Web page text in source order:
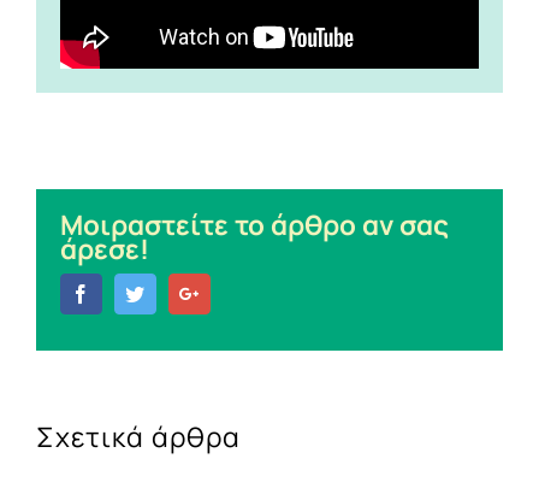
Μοιραστείτε το άρθρο αν σας
άρεσε!
FacebookTwitter
Σχετικά άρθρα